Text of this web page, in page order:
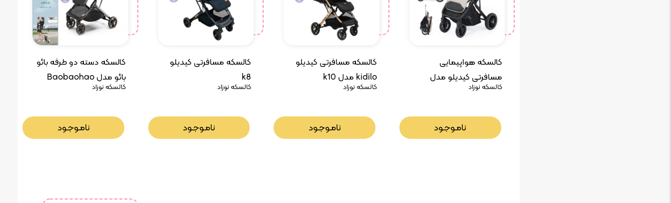
‫کالسکه دسته دو طرفه بائو
بائو مدل‬ ‫Baobaohao
Y8 ‬
کالسکه نوزاد
نامـوجـود
کالسکه مسافرتی کیدیلو
k8
کالسکه نوزاد
نامـوجـود
کالسکه مسافرتی کیدیلو
kidilo مدل k10
کالسکه نوزاد
نامـوجـود
کالسکه هواپیمایی
مسافرتی کیدیلو مدل
kidilo 6530
کالسکه نوزاد
نامـوجـود